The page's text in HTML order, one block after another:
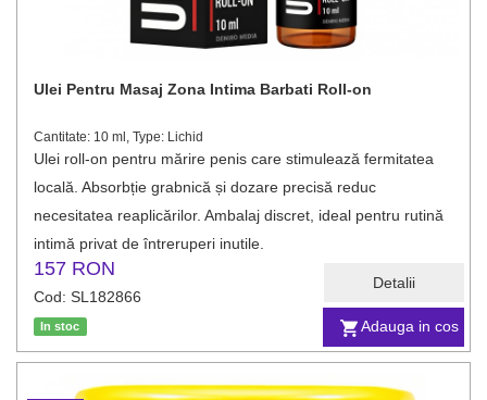
Adauga in cos
Detalii
Ulei Pentru Masaj Zona Intima Barbati Roll-on
Cantitate: 10 ml, Type: Lichid
Ulei roll-on pentru mărire penis care stimulează fermitatea
locală. Absorbție grabnică și dozare precisă reduc
necesitatea reaplicărilor. Ambalaj discret, ideal pentru rutină
intimă privat de întreruperi inutile.
157 RON
Cod: SL182866
In stoc